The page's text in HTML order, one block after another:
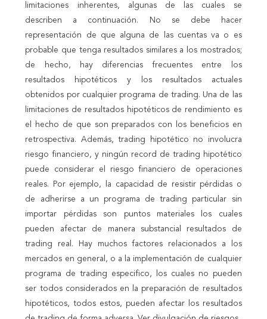
limitaciones inherentes, algunas de las cuales se
describen a continuación. No se debe hacer
representación de que alguna de las cuentas va o es
probable que tenga resultados similares a los mostrados;
de hecho, hay diferencias frecuentes entre los
resultados hipotéticos y los resultados actuales
obtenidos por cualquier programa de trading. Una de las
limitaciones de resultados hipotéticos de rendimiento es
el hecho de que son preparados con los beneficios en
retrospectiva. Además, trading hipotético no involucra
riesgo financiero, y ningún record de trading hipotético
puede considerar el riesgo financiero de operaciones
reales. Por ejemplo, la capacidad de resistir pérdidas o
de adherirse a un programa de trading particular sin
importar pérdidas son puntos materiales los cuales
pueden afectar de manera substancial resultados de
trading real. Hay muchos factores relacionados a los
mercados en general, o a la implementación de cualquier
programa de trading especifico, los cuales no pueden
ser todos considerados en la preparación de resultados
hipotéticos, todos estos, pueden afectar los resultados